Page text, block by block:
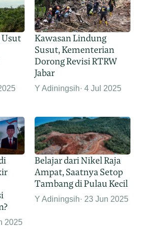
Usut
Kawasan Lindung
Susut, Kementerian
Dorong Revisi RTRW
Jabar
Y Adiningsih 4 Jul 2025
2025
Belajar dari Nikel Raja
Ampat, Saatnya Setop
Tambang di Pulau Kecil
Y Adiningsih 23 Jun 2025